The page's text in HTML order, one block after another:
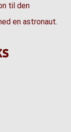
til den
en astronaut.